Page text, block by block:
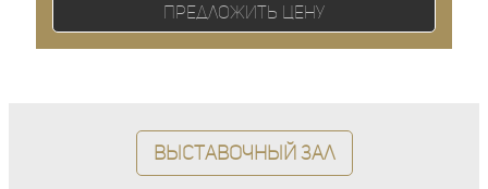
Предложить цену
Выставочный зал